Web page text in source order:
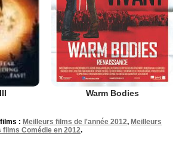
Warm Bodies
: Meilleurs films de l'année 2012, Meilleurs
films Comédie en 2012.